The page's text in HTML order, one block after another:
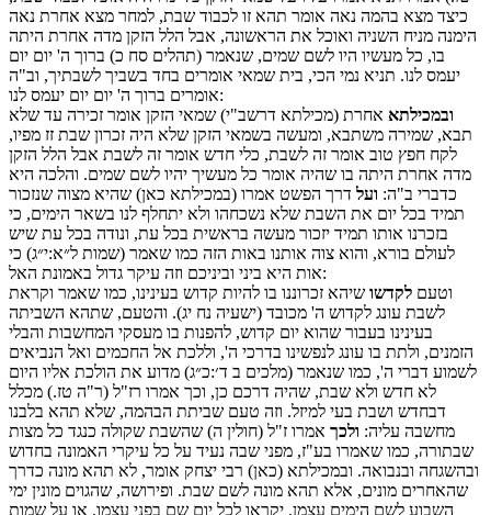
כיצד מצא בהמה נאה אומר תהא זו לכבוד שבת, למחר מצא אחרת נאה
הימנה מניח השניה ואוכל את הראשונה, אבל הלל הזקן מדה אחרת היתה
בו, כל מעשיו היו לשם שמים, שנאמר (תהלים סח כ) ברוך ה' יום יום
יעמס לנו. תניא נמי הכי, בית שמאי אומרים בחד בשביך לשבתיך, וב"ה
אומרים ברוך ה' יום יום יעמס לנו:
ובמכילתא אחרת (מכילתא דרשב"י) שמאי הזקן אומר זכירה עד שלא
תבא, שמירה משתבא, ומעשה בשמאי הזקן שלא היה זכרון שבת זז מפיו,
לקח חפץ טוב אומר זה לשבת, כלי חדש אומר זה לשבת אבל הלל הזקן
מדה אחרת היתה בו שהיה אומר כל מעשיך יהיו לשם שמים. והלכה היא
כדברי ב"ה: ועל דרך הפשט אמרו (במכילתא כאן) שהיא מצוה שנזכור
תמיד בכל יום את השבת שלא נשכחהו ולא יתחלף לנו בשאר הימים, כי
בזכרנו אותו תמיד יזכור מעשה בראשית בכל עת, ונודה בכל עת שיש
לעולם בורא, והוא צוה אותנו באות הזה כמו שאמר (שמות ל״א:י״ג) כי
אות היא ביני וביניכם וזה עיקר גדול באמונת האל:
וטעם לקדשו שיהא זכרוננו בו להיות קדוש בעינינו, כמו שאמר וקראת
לשבת עונג לקדוש ה' מכובד (ישעיה נח יג). והטעם, שתהא השביתה
בעינינו בעבור שהוא יום קדוש, להפנות בו מעסקי המחשבות והבלי
הזמנים, ולתת בו עונג לנפשינו בדרכי ה', וללכת אל החכמים ואל הנביאים
לשמוע דברי ה', כמו שנאמר (מלכים ב ד׳:כ״ג) מדוע את הולכת אליו היום
לא חדש ולא שבת, שהיה דרכם כן, וכך אמרו רז"ל (ר"ה טז.) מכלל
דבחדש ושבת בעי למיזל. וזה טעם שביתת הבהמה, שלא תהא בלבנו
מחשבה עליה: ולכך אמרו ז"ל (חולין ה) שהשבת שקולה כנגד כל מצות
שבתורה, כמו שאמרו בע"ז, מפני שבה נעיד על כל עיקרי האמונה בחדוש
ובהשגחה ובנבואה. ובמכילתא (כאן) רבי יצחק אומר, לא תהא מונה כדרך
שהאחרים מונים, אלא תהא מונה לשם שבת. ופירושה, שהגוים מונין ימי
השבוע לשם הימים עצמן, יקראו לכל יום שם בפני עצמו, או על שמות